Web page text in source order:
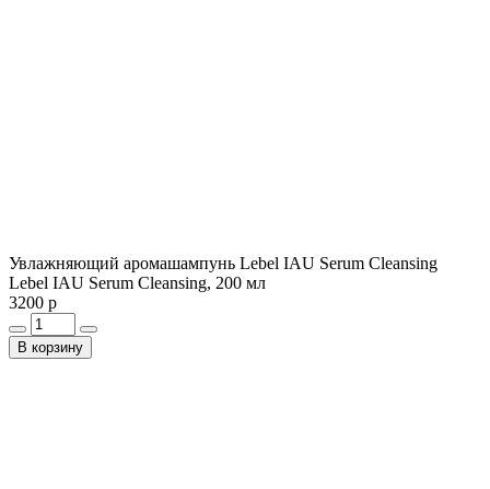
Увлажняющий аромашампунь Lebel IAU Serum Cleansing
Lebel IAU Serum Cleansing, 200 мл
3200 р
В корзину